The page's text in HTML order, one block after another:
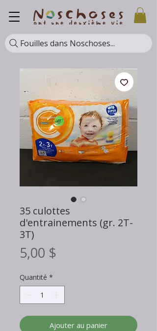
Fouilles dans Noschoses...
35 culottes
d'entrainements (gr. 2T-
3T)
5,00 $
Quantité *
Ajouter au panier